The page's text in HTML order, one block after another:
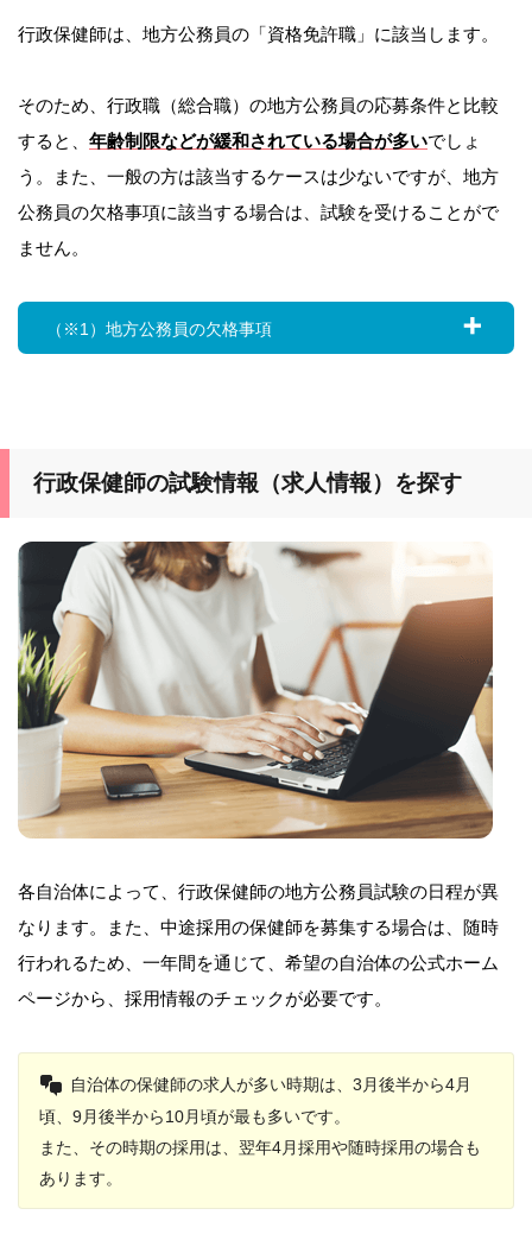
行政保健師は、地方公務員の「資格免許職」に該当します。
そのため、行政職（総合職）の地方公務員の応募条件と比較
すると、 年齢制限などが緩和されている場合が多いでしょ
う。また、一般の方は該当するケースは少ないですが、地方
公務員の欠格事項に該当する場合は、試験を受けることがで
ません。
（※1）地方公務員の欠格事項
行政保健師の試験情報（求人情報）を探す
各自治体によって、行政保健師の地方公務員試験の日程が異
なります。また、中途採用の保健師を募集する場合は、随時
行われるため、一年間を通じて、希望の自治体の公式ホーム
ページから、採用情報のチェックが必要です。
自治体の保健師の求人が多い時期は、3月後半から4月
頃、9月後半から10月頃が最も多いです。
また、その時期の採用は、翌年4月採用や随時採用の場合も
あります。